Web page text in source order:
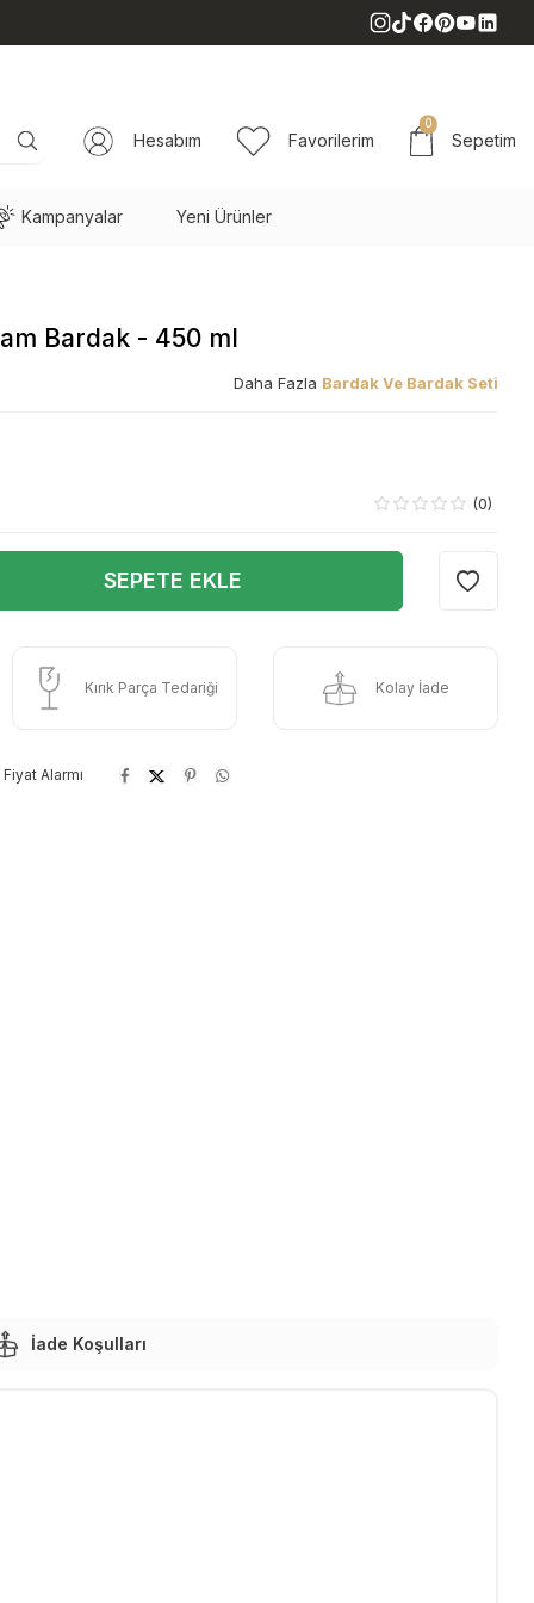
Hesabım Favorilerim
0
Sepetim
Kampanyalar Yeni Ürünler
Bardak - 450 ml
Daha Fazla Bardak Ve Bardak Seti
(0)
SEPETE EKLE
Kırık Parça Tedariği Kolay İade
Fiyat Alarmı
İade Koşulları